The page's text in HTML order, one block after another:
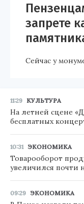
запрете
Сейчас у
11:29 КУЛЬТУРА
На летней сцене
бесплатных
10:31 ЭКОНОМИКА
Товарооборот
увеличился почти
09:29 ЭКОНОМИКА